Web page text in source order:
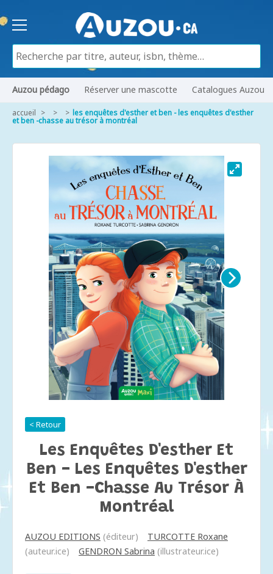
Auzou pédago Réserver une mascotte Catalogues Auzou
accueil les enquêtes d'esther et ben - les enquêtes d'esther
et ben -chasse au trésor à montréal
< Retour
Les Enquêtes D'esther Et
Ben - Les Enquêtes D'esther
Et Ben -chasse Au Trésor À
Montréal
AUZOU EDITIONS (éditeur)
TURCOTTE Roxane
(auteur.ice)
GENDRON Sabrina (illustrateur.ice)